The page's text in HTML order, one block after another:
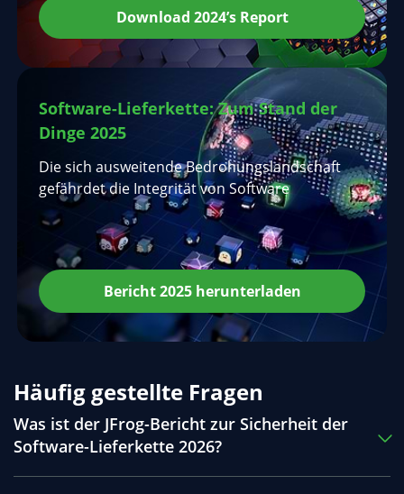
Download 2024’s Report
Software-Lieferkette: Zum Stand der
Dinge 2025
Die sich ausweitende Bedrohungslandschaft
gefährdet die Integrität von Software
Bericht 2025 herunterladen
Häufig gestellte Fragen
Was ist der JFrog-Bericht zur Sicherheit der
Software-Lieferkette 2026?